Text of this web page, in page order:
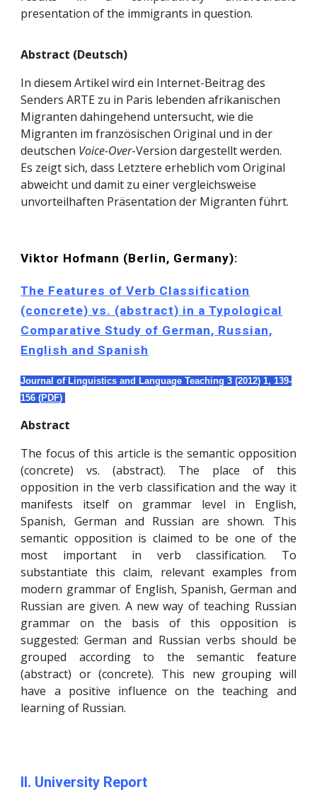
presentation of the immigrants in question.
Abstract (Deutsch)
In diesem Artikel wird ein Internet-Beitrag des
Senders ARTE zu in Paris lebenden afrikanischen
Migranten dahingehend untersucht, wie die
Migranten im französischen Original und in der
deutschen Voice-Over-Version dargestellt werden.
Es zeigt sich, dass Letztere erheblich vom Original
abweicht und damit zu einer vergleichsweise
unvorteilhaften Präsentation der Migranten führt.
Viktor Hofmann (Berlin, Germany):
The Features of Verb Classification
(concrete) vs. (abstract) in a Typological
Comparative Study of German, Russian,
English and Spanish
Journal of Linguistics and Language Teaching 3 (2012) 1,139-
156 (PDF)
Abstract
The focus of this article is the semantic opposition
(concrete) vs. (abstract). The place of this
opposition in the verb classification and the way it
manifests itself on grammar level in English,
Spanish, German and Russian are shown. This
semantic opposition is claimed to be one of the
most important in verb classification. To
substantiate this claim, relevant examples from
modern grammar of English, Spanish, German and
Russian are given. A new way of teaching Russian
grammar on the basis of this opposition is
suggested: German and Russian verbs should be
grouped according to the semantic feature
(abstract) or (concrete). This new grouping will
have a positive influence on the teaching and
learning of Russian.
II. University Report